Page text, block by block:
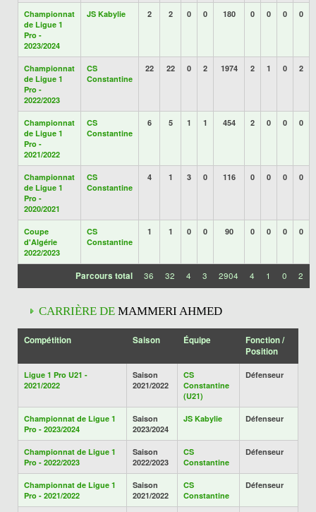
Championnat
de Ligue 1
Pro -
2023/2024
JS Kabylie 2 2 0 0 180 0 0 0 0
Championnat
de Ligue 1
Pro -
2022/2023
CS
Constantine
22 22 0 2 1974 2 1 0 2
Championnat
de Ligue 1
Pro -
2021/2022
CS
Constantine
6 5 1 1 454 2 0 0 0
Championnat
de Ligue 1
Pro -
2020/2021
CS
Constantine
4 1 3 0 116 0 0 0 0
Coupe
d'Algérie
2022/2023
CS
Constantine
1 1 0 0 90 0 0 0 0
Parcours total 36 32 4 3 2904 4 1 0 2
CARRIÈRE DE MAMMERI AHMED
Compétition Saison Équipe
Fonction /
Position
Ligue 1 Pro U21 -
2021/2022
Saison
2021/2022
CS
Constantine
(U21)
Défenseur
Championnat de Ligue 1
Pro - 2023/2024
Saison
2023/2024
JS Kabylie Défenseur
Championnat de Ligue 1
Pro - 2022/2023
Saison
2022/2023
CS
Constantine
Défenseur
Championnat de Ligue 1
Pro - 2021/2022
Saison
2021/2022
CS
Constantine
Défenseur